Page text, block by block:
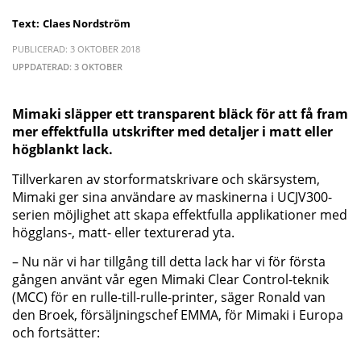
Text: Claes Nordström
PUBLICERAD: 3 OKTOBER 2018
UPPDATERAD: 3 OKTOBER
Mimaki släpper ett transparent bläck för att få fram
mer effektfulla utskrifter med detaljer i matt eller
högblankt lack.
Tillverkaren av storformatskrivare och skärsystem,
Mimaki ger sina användare av maskinerna i UCJV300-
serien möjlighet att skapa effektfulla applikationer med
högglans-, matt- eller texturerad yta.
– Nu när vi har tillgång till detta lack har vi för första
gången använt vår egen Mimaki Clear Control-teknik
(MCC) för en rulle-till-rulle-printer, säger Ronald van
den Broek, försäljningschef EMMA, för Mimaki i Europa
och fortsätter: